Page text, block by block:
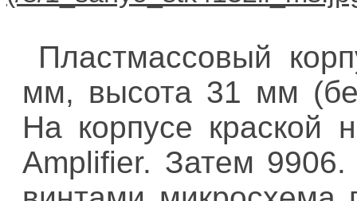
Пластмассовый
мм, высота 31 мм
На корпусе краской
Amplifier. Затем